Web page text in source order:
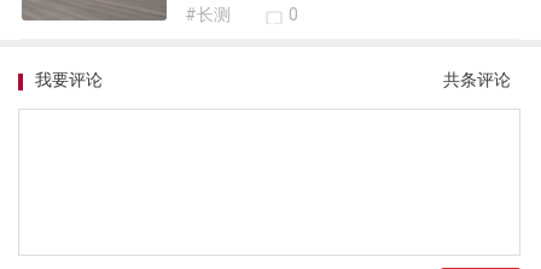
#长测 0
共条评论
我要评论